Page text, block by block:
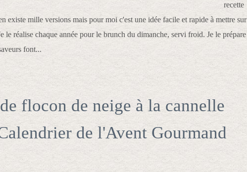
recette
existe mille versions mais pour moi c'est une idée facile et rapide à mettre sur
le réalise chaque année pour le brunch du dimanche, servi froid. Je le prépare
font...
flocon de neige à la cannelle
de l'Avent Gourmand